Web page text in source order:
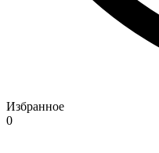
Избранное
0